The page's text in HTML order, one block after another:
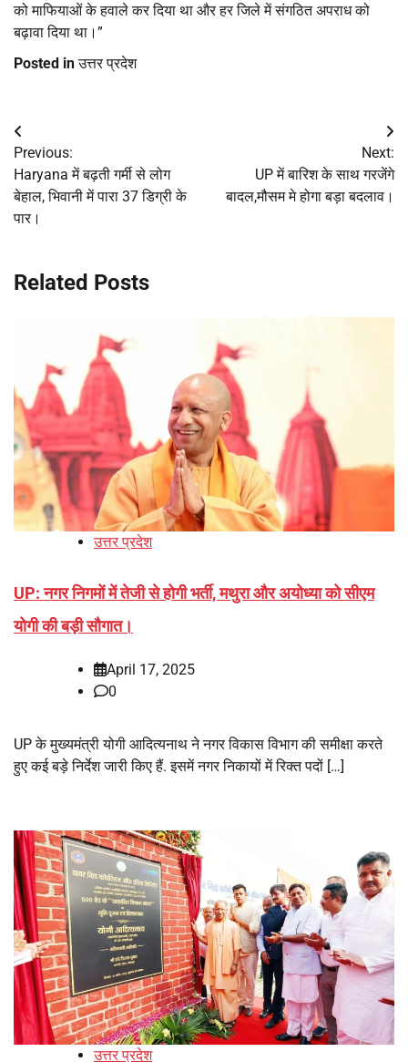
को माफियाओं के हवाले कर दिया था और हर जिले में संगठित अपराध को
बढ़ावा दिया था।”
Posted inउत्तर प्रदेश
Post
navigation
Previous:
Haryana में बढ़ती गर्मी से लोग
बेहाल, भिवानी में पारा 37 डिग्री के
पार।
Next:
UP में बारिश के साथ गरजेंगे
बादल,मौसम मे होगा बड़ा बदलाव।
Related Posts
उत्तर प्रदेश
UP: नगर निगमों में तेजी से होगी भर्ती, मथुरा और अयोध्या को सीएम
योगी की बड़ी सौगात।
April 17, 2025
0
UP के मुख्यमंत्री योगी आदित्यनाथ ने नगर विकास विभाग की समीक्षा करते
हुए कई बड़े निर्देश जारी किए हैं. इसमें नगर निकायों में रिक्त पदों […]
उत्तर प्रदेश